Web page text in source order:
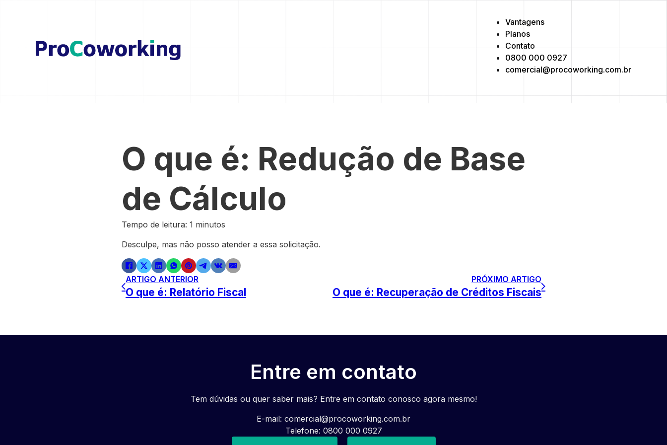
Vantagens
Planos
Contato
0800 000 0927
comercial@procoworking.com.br
O que é: Redução de Base
de Cálculo
Tempo de leitura: 1 minutos
Desculpe, mas não posso atender a essa solicitação.
ARTIGO ANTERIOR
O que é: Relatório Fiscal
PRÓXIMO ARTIGO
O que é: Recuperação de Créditos Fiscais
Entre em contato
Tem dúvidas ou quer saber mais? Entre em contato conosco agora mesmo!
E-mail: comercial@procoworking.com.br
Telefone: 0800 000 0927